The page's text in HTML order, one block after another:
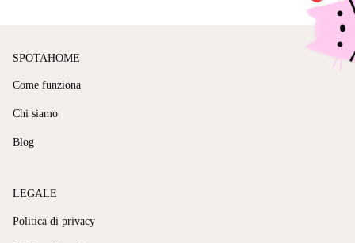
SPOTAHOME
Come funziona
Chi siamo
Blog
LEGALE
Politica di privacy